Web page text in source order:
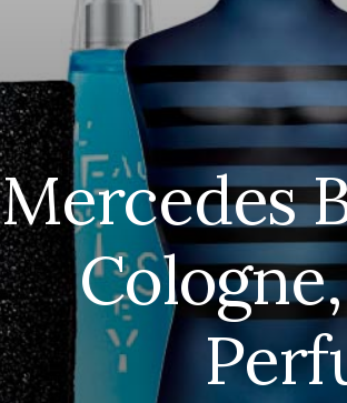
Mercedes